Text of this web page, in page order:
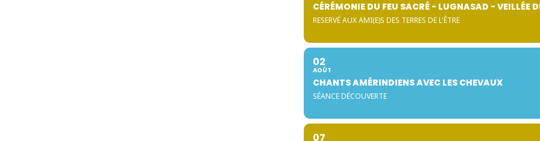
CÉRÉMONIE DU FEU SACRÉ - LUGNASAD - VEILLÉE
RESERVÉ AUX AMI(E)S DES TERRES DE L'ÊTRE
02
AOÛT
CHANTS AMÉRINDIENS AVEC LES CHEVAUX
SÉANCE DÉCOUVERTE
07